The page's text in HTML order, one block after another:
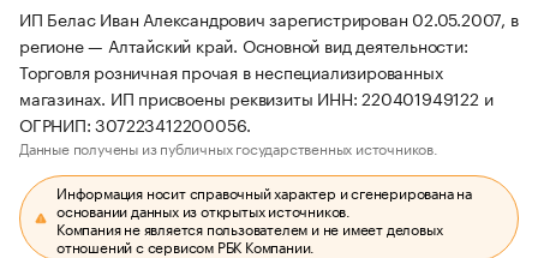
ИП Белас Иван Александрович зарегистрирован 02.05.2007, в
регионе — Алтайский край. Основной вид деятельности:
Торговля розничная прочая в неспециализированных
магазинах. ИП присвоены реквизиты ИНН: 220401949122 и
ОГРНИП: 307223412200056.
Данные получены из публичных государственных источников.
Информация носит справочный характер и сгенерирована на
основании данных из открытых источников.
Компания не является пользователем и не имеет деловых
отношений с сервисом РБК Компании.